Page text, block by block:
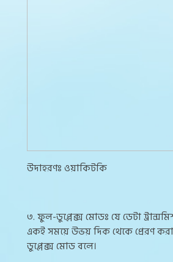
উদাহরণঃ ওয়াকিটকি
৩. ফুল-ডুপ্লেক্স মোডঃ যে ডেটা
একই সময়ে উভয় দিক থেকে প্রেরণ
ডুপ্লেক্স মোড বলে।